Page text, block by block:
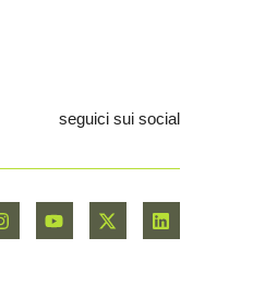
seguici sui social